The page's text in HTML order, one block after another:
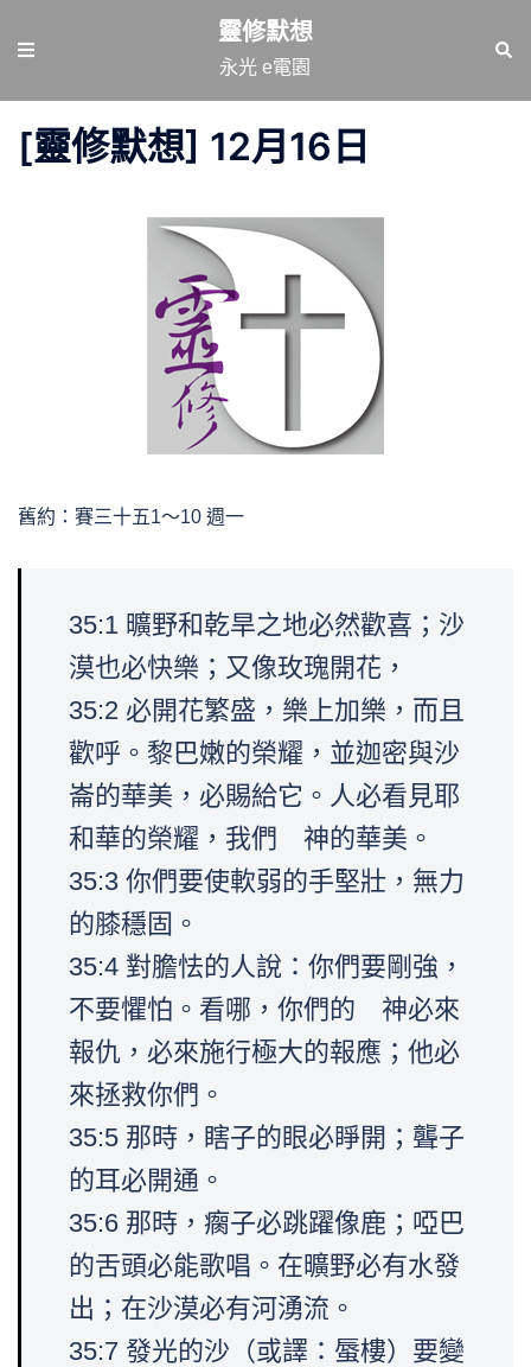
要
靈修默想
永光 e電園
[靈修默想] 12月16日
舊約：賽三十五1～10 週一
35:1 曠野和乾旱之地必然歡喜；沙
漠也必快樂；又像玫瑰開花，
35:2 必開花繁盛，樂上加樂，而且
歡呼。黎巴嫩的榮耀，並迦密與沙
崙的華美，必賜給它。人必看見耶
和華的榮耀，我們 神的華美。
35:3 你們要使軟弱的手堅壯，無力
的膝穩固。
35:4 對膽怯的人說：你們要剛強，
不要懼怕。看哪，你們的 神必來
報仇，必來施行極大的報應；他必
來拯救你們。
35:5 那時，瞎子的眼必睜開；聾子
的耳必開通。
35:6 那時，瘸子必跳躍像鹿；啞巴
的舌頭必能歌唱。在曠野必有水發
出；在沙漠必有河湧流。
35:7 發光的沙（或譯：蜃樓）要變